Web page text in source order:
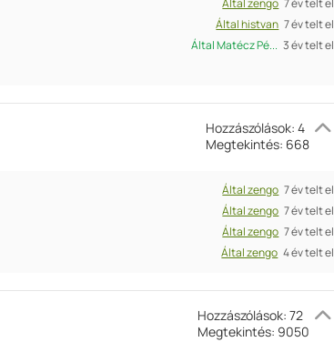
Által histvan 7 év telt el
Által Matécz Pé... 3 év telt el
Hozzászólások: 4
Megtekintés: 668
Által zengo 7 év telt el
Által zengo 7 év telt el
Által zengo 7 év telt el
Által zengo 4 év telt el
Hozzászólások: 72
Megtekintés: 9050